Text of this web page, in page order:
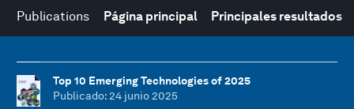
Publications Página principal Principales resultados
Top 10 Emerging Technologies of 2025
Publicado: 24 junio 2025